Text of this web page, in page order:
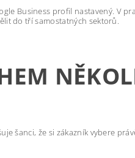
Business profil nastavený. V
do tří samostatných sektorů.
šanci, že si zákazník vybere